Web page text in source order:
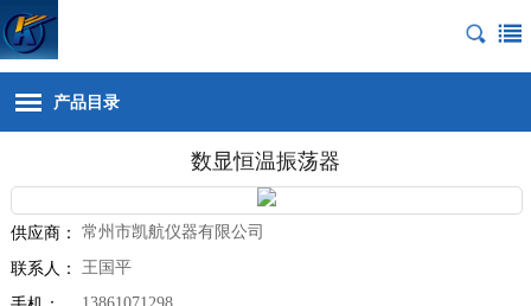
产品目录
数显恒温振荡器
供应商： 常州市凯航仪器有限公司
联系人： 王国平